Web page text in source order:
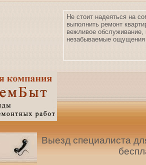
Не стоит надеяться на
выполнить ремонт
вежливое обслуживание,
незабываемые ощущения
Выезд специалиста